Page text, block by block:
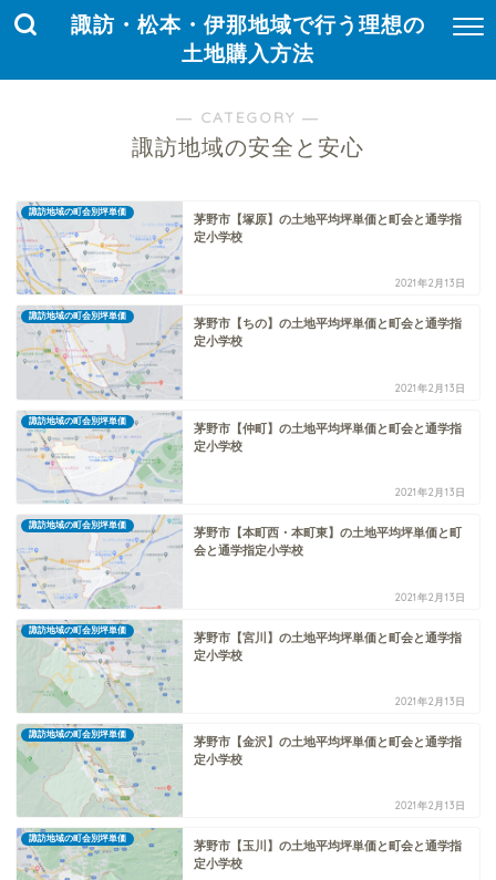
諏訪・松本・伊那地域で行う理想の
土地購入方法
― CATEGORY ―
諏訪地域の安全と安心
諏訪地域の町会別坪単価
茅野市【塚原】の土地平均坪単価と町会と通学指
定小学校
2021年2月13日
諏訪地域の町会別坪単価
茅野市【ちの】の土地平均坪単価と町会と通学指
定小学校
2021年2月13日
諏訪地域の町会別坪単価
茅野市【仲町】の土地平均坪単価と町会と通学指
定小学校
2021年2月13日
諏訪地域の町会別坪単価
茅野市【本町西・本町東】の土地平均坪単価と町
会と通学指定小学校
2021年2月13日
諏訪地域の町会別坪単価
茅野市【宮川】の土地平均坪単価と町会と通学指
定小学校
2021年2月13日
諏訪地域の町会別坪単価
茅野市【金沢】の土地平均坪単価と町会と通学指
定小学校
2021年2月13日
諏訪地域の町会別坪単価
茅野市【玉川】の土地平均坪単価と町会と通学指
定小学校